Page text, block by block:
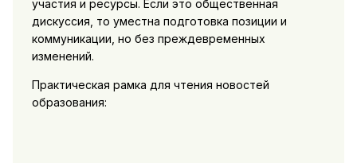
участия и ресурсы. Если это общественная
дискуссия, то уместна подготовка позиции и
коммуникации, но без преждевременных
изменений.
Практическая рамка для чтения новостей
образования: